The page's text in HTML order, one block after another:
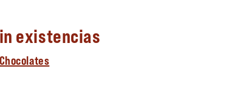
existencias
Chocolates